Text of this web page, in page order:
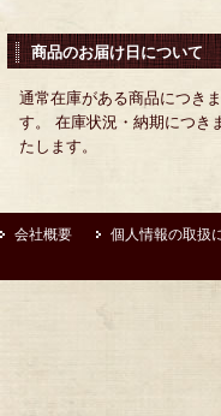
商品のお届け日について
通常在庫がある商品につき
す。 在庫状況・納期につき
たします。
会社概要 個人情報の取扱